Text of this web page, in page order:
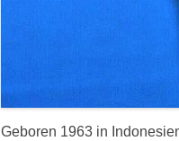
Geboren 1963 in